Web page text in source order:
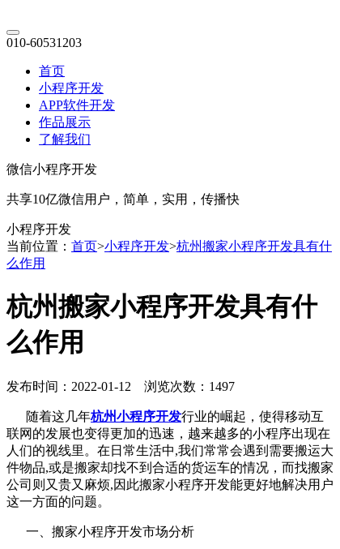
010-60531203
首页
小程序开发
APP软件开发
作品展示
了解我们
微信小程序开发
共享10亿微信用户，简单，实用，传播快
小程序开发
当前位置： 首页>小程序开发>杭州搬家小程序开发具有什
么作用
杭州搬家小程序开发具有什
么作用
发布时间：2022-01-12 浏览次数：1497
随着这几年杭州小程序开发行业的崛起，使得移动互
联网的发展也变得更加的迅速，越来越多的小程序出现在
人们的视线里。在日常生活中,我们常常会遇到需要搬运大
件物品,或是搬家却找不到合适的货运车的情况，而找搬家
公司则又贵又麻烦,因此搬家小程序开发能更好地解决用户
这一方面的问题。
一、搬家小程序开发市场分析